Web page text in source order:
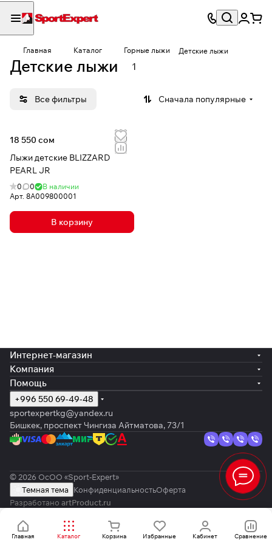
Главная Каталог Горные лыжи Детские лыжи
Детские лыжи 1
Все фильтры Сначала популярные
18 550 сом
Лыжи детские BLIZZARD
PEARL JR
0 0
В наличии
Арт. 8A009800001
В корзину
Главная Каталог Корзина Избранные Кабинет Сравнение
Интернет-магазин
Компания
Помощь
+996 550 69-49-48
sportexpertkg@yandex.ru
Бишкек, проспект Чингиза Айтматова, 73/1
© 2026 ОсОО «Sport-Expert»
Темная тема
КонфиденциальностьОферта
Разработано artProduct.ru